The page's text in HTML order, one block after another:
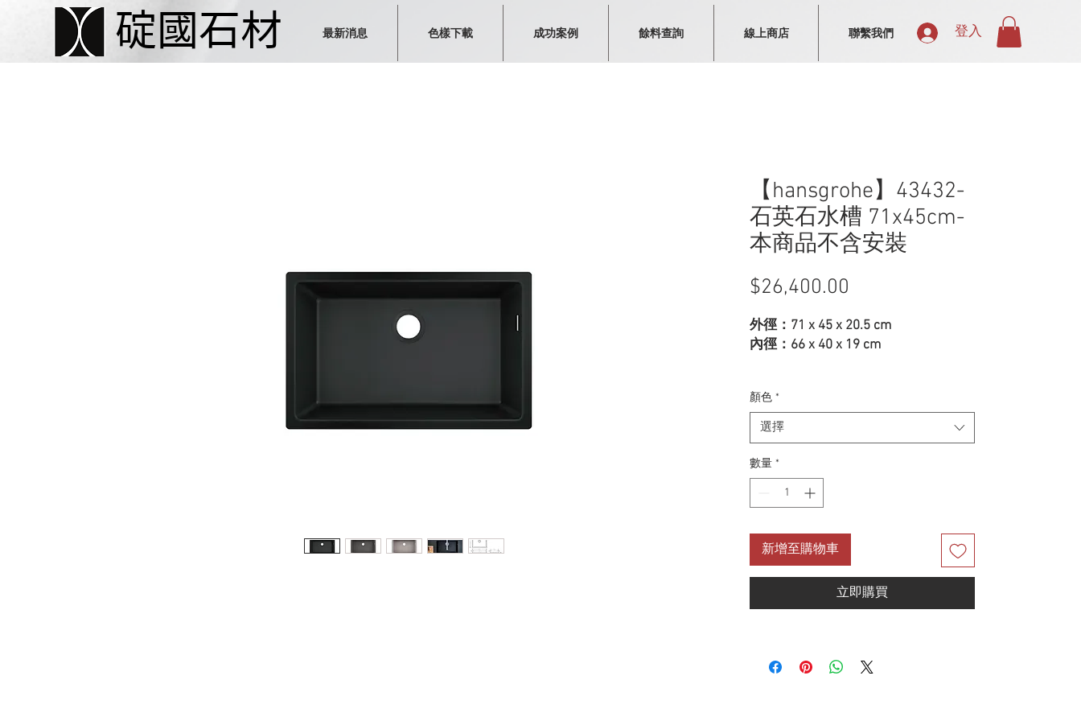
碇國石材 最新消息 色樣下載 成功案例 餘料查詢 線上商店 聯繫我們 登入
【hansgrohe】43432-
石英石水槽 71x45cm-
本商品不含安裝
$26,400.00
格
外徑：71 x 45 x 20.5 cm
內徑：66 x 40 x 19 cm
材質：SilicaTec石英石
產地：德國
顏色：43432170 墨黑 / 43432290 深
灰 / 43432380 水泥灰
配件：台式提籠、排水管
顏色 *
選擇
數量 *
新增至購物車
立即購買